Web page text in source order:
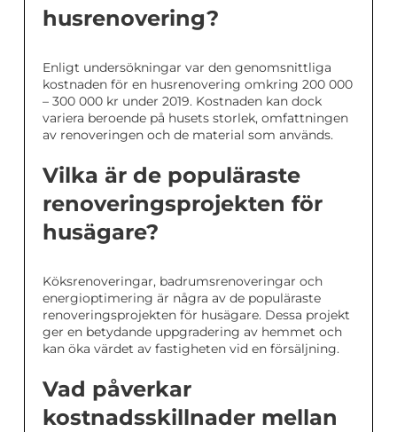
husrenovering?
Enligt undersökningar var den genomsnittliga
kostnaden för en husrenovering omkring 200 000
– 300 000 kr under 2019. Kostnaden kan dock
variera beroende på husets storlek, omfattningen
av renoveringen och de material som används.
Vilka är de populäraste
renoveringsprojekten för
husägare?
Köksrenoveringar, badrumsrenoveringar och
energioptimering är några av de populäraste
renoveringsprojekten för husägare. Dessa projekt
ger en betydande uppgradering av hemmet och
kan öka värdet av fastigheten vid en försäljning.
Vad påverkar
kostnadsskillnader mellan